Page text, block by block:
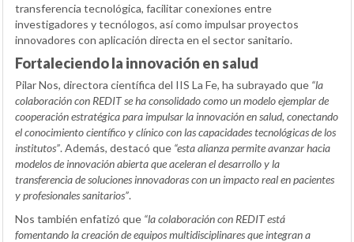
transferencia tecnológica, facilitar conexiones entre
investigadores y tecnólogos, así como impulsar proyectos
innovadores con aplicación directa en el sector sanitario.
Fortaleciendo la innovación en salud
Pilar Nos, directora científica del IIS La Fe, ha subrayado que “la
colaboración con REDIT se ha consolidado como un modelo ejemplar de
cooperación estratégica para impulsar la innovación en salud, conectando
el conocimiento científico y clínico con las capacidades tecnológicas de los
institutos”. Además, destacó que “esta alianza permite avanzar hacia
modelos de innovación abierta que aceleran el desarrollo y la
transferencia de soluciones innovadoras con un impacto real en pacientes
y profesionales sanitarios”.
Nos también enfatizó que “la colaboración con REDIT está
fomentando la creación de equipos multidisciplinares que integran a